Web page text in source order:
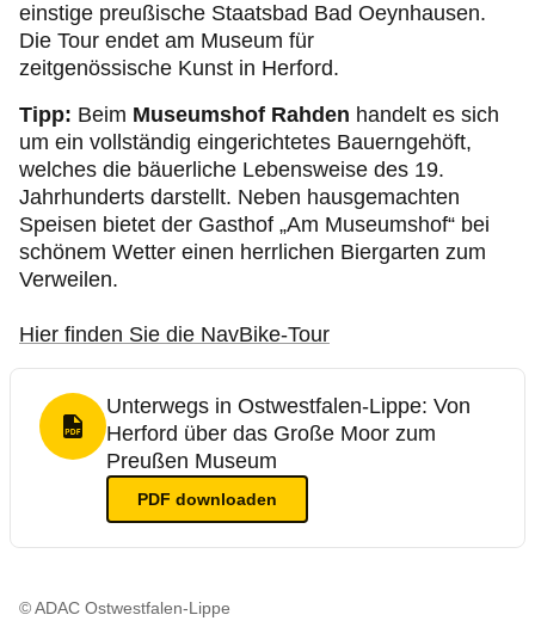
einstige preußische Staatsbad Bad Oeynhausen.
Die Tour endet am Museum für
zeitgenössische Kunst in Herford.
Tipp: Beim Museumshof Rahden handelt es sich
um ein vollständig eingerichtetes Bauerngehöft,
welches die bäuerliche Lebensweise des 19.
Jahrhunderts darstellt. Neben hausgemachten
Speisen bietet der Gasthof „Am Museumshof“ bei
schönem Wetter einen herrlichen Biergarten zum
Verweilen.
Hier finden Sie die NavBike-Tour
PDF Format
Unterwegs in Ostwestfalen-Lippe: Von
Herford über das Große Moor zum
Preußen Museum
PDF downloaden
© ADAC Ostwestfalen-Lippe